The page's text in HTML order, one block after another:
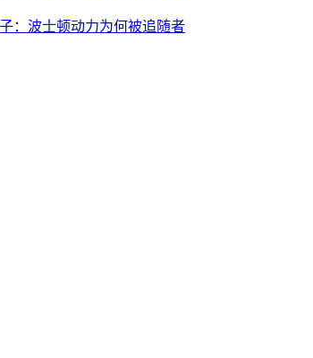
：波士顿动力为何被追随者